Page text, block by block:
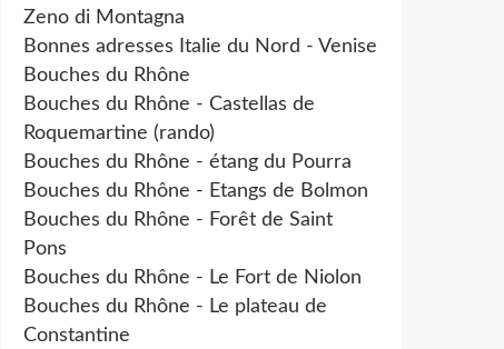
Zeno di Montagna
Bonnes adresses Italie du Nord - Venise
Bouches du Rhône
Bouches du Rhône - Castellas de
Roquemartine (rando)
Bouches du Rhône - étang du Pourra
Bouches du Rhône - Etangs de Bolmon
Bouches du Rhône - Forêt de Saint
Pons
Bouches du Rhône - Le Fort de Niolon
Bouches du Rhône - Le plateau de
Constantine